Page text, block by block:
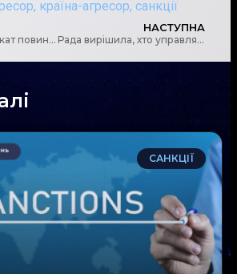
, країна-агресор, санкції
За яких умов адвокат повинен ставати на облік у контролюючому органі як особа, що здійснює незалежну професійну діяльність?
НАСТУПНА
Рада вирішила, хто управлятиме підсанкційними активами: прийнято законопроєкт про реорганізацію Фонду держмайна
САНКЦІЇ